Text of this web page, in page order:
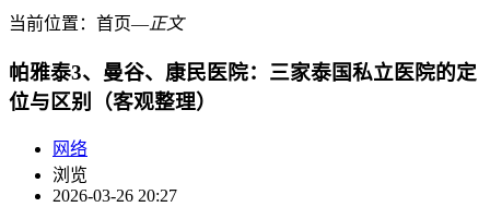
当前位置： 首页―正文
帕雅泰3、曼谷、康民医院：三家泰国私立医院的定
位与区别（客观整理）
网络
浏览
2026-03-26 20:27